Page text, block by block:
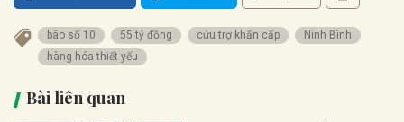
bão số 10 55 tỷ đồng cứu trợ khẩn cấp
Ninh Bình
hàng hóa thiết yếu
Bài liên quan